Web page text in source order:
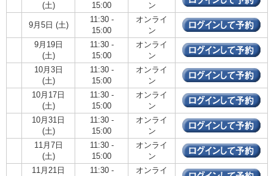
(土)
15:00
ン
9月5日 (土)
11:30 -
15:00
オンライ
ン
9月19日
(土)
11:30 -
15:00
オンライ
ン
10月3日
(土)
11:30 -
15:00
オンライ
ン
10月17日
(土)
11:30 -
15:00
オンライ
ン
10月31日
(土)
11:30 -
15:00
オンライ
ン
11月7日
(土)
11:30 -
15:00
オンライ
ン
11月21日
11:30 -
オンライ